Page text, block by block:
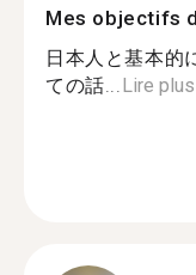
Mes objectifs
日本人と基本的
ての話...Lire plus